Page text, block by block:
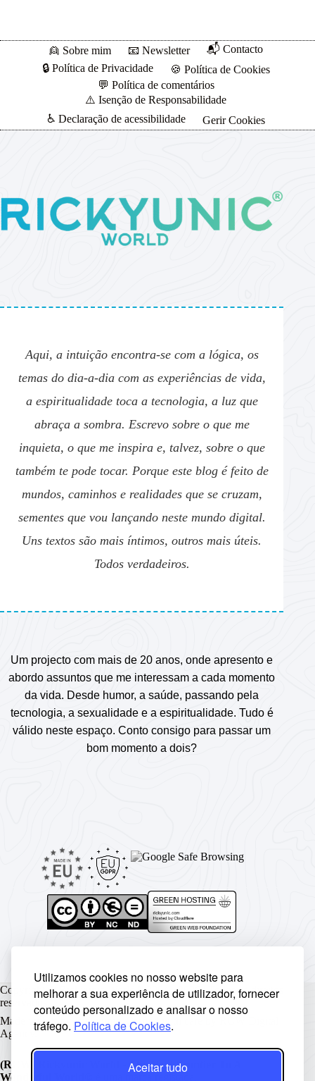
Utilizamos cookies no nosso website para
melhorar a sua experiência de utilizador, fornecer
conteúdo personalizado e analisar o nosso
tráfego. Política de Cookies.
Aceitar tudo
👱 Sobre mim 📧 Newsletter
📬 Contacto
🔒 Política de Privacidade
🍪 Política de Cookies
💬 Política de comentários
⚠️ Isenção de Responsabilidade
♿ Declaração de acessibilidade
Gerir Cookies
Aqui, a intuição encontra-se com a lógica, os
temas do dia-a-dia com as experiências de vida,
a espiritualidade toca a tecnologia, a luz que
abraça a sombra. Escrevo sobre o que me
inquieta, o que me inspira e, talvez, sobre o que
também te pode tocar. Porque este blog é feito de
mundos, caminhos e realidades que se cruzam,
sementes que vou lançando neste mundo digital.
Uns textos são mais íntimos, outros mais úteis.
Todos verdadeiros.
Um projecto com mais de 20 anos, onde apresento e
abordo assuntos que me interessam a cada momento
da vida. Desde humor, a saúde, passando pela
tecnologia, a sexualidade e a espiritualidade. Tudo é
válido neste espaço. Conto consigo para passar um
bom momento a dois?
Copyright © Rickyunic World® 2004 - 2026 | Todos os direitos
reservados.
Made with ♥ by Rickyunic . Crafted with care by
Agency .
(RCW) Rickyunic World - The Next Frontier To A
Wonderful World®